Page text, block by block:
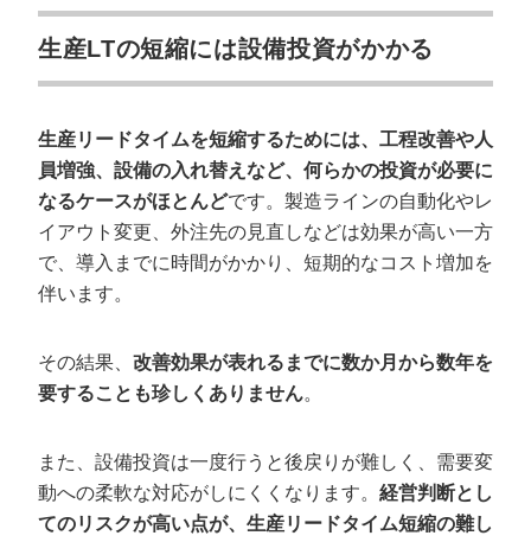
生産LTの短縮には設備投資がかかる
生産リードタイムを短縮するためには、工程改善や人
員増強、設備の入れ替えなど、何らかの投資が必要に
なるケースがほとんどです。製造ラインの自動化やレ
イアウト変更、外注先の見直しなどは効果が高い一方
で、導入までに時間がかかり、短期的なコスト増加を
伴います。
その結果、 改善効果が表れるまでに数か月から数年を
要することも珍しくありません。
また、設備投資は一度行うと後戻りが難しく、需要変
動への柔軟な対応がしにくくなります。 経営判断とし
てのリスクが高い点が、生産リードタイム短縮の難し